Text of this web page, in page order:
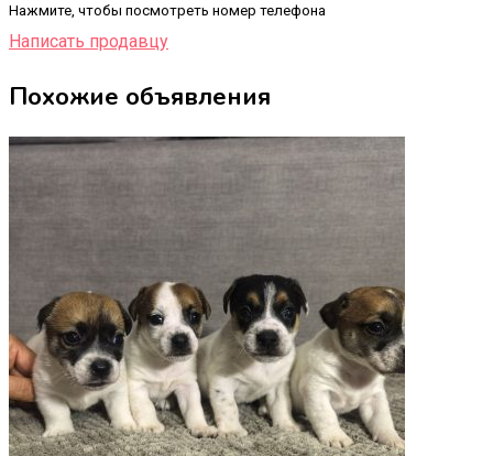
Нажмите, чтобы посмотреть номер телефона
Написать продавцу
Похожие объявления